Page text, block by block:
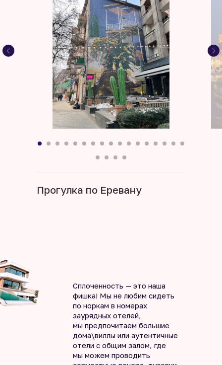
Прогулка по Еревану
Сплоченность — это наша
фишка! Мы не любим сидеть
по норкам в номерах
заурядных отелей,
мы предпочитаем большие
дома\виллы или аутентичные
отели с общим залом, где
мы можем проводить